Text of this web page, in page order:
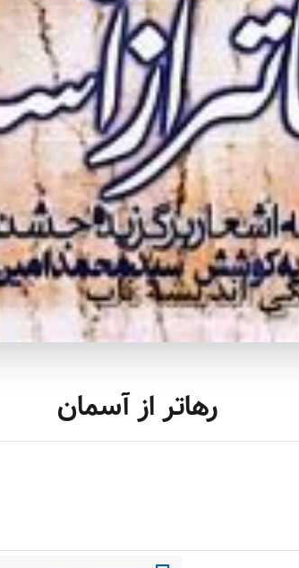
رهاتر از آسمان